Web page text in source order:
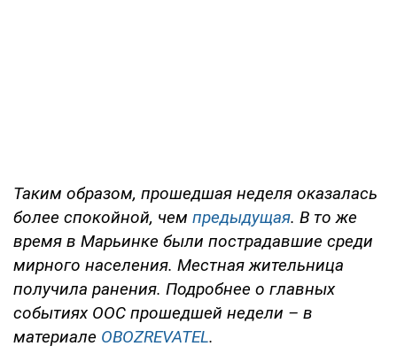
Таким образом, прошедшая неделя оказалась
более спокойной, чем предыдущая. В то же
время в Марьинке были пострадавшие среди
мирного населения. Местная жительница
получила ранения. Подробнее о главных
событиях ООС прошедшей недели – в
материале OBOZREVATEL.